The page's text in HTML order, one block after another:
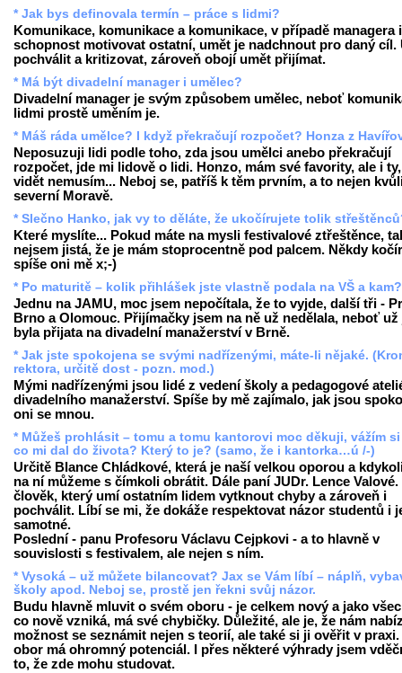
* Jak bys definovala termín – práce s lidmi?
Komunikace, komunikace a komunikace, v případě managera i
schopnost motivovat ostatní, umět je nadchnout pro daný cíl.
pochválit a kritizovat, zároveň obojí umět přijímat.
* Má být divadelní manager i umělec?
Divadelní manager je svým způsobem umělec, neboť
lidmi prostě uměním je.
* Máš ráda umělce? I když překračují rozpočet? Honza z
Neposuzuji lidi podle toho, zda jsou umělci anebo překračují
rozpočet, jde mi lidově o lidi. Honzo, mám své favority, ale i
vidět nemusím... Neboj se, patříš k těm prvním, a to nejen
severní Moravě.
* Slečno Hanko, jak vy to děláte, že ukočírujete tolik
Které myslíte... Pokud máte na mysli festivalové ztřeštěnce,
nejsem jistá, že je mám stoprocentně pod palcem. Někdy
spíše oni mě x;-)
* Po maturitě – kolik přihlášek jste vlastně podala na VŠ a kam?
Jednu na JAMU, moc jsem nepočítala, že to vyjde, další tři -
Brno a Olomouc. Přijímačky jsem na ně už nedělala, neboť už
byla přijata na divadelní manažerství v Brně.
* Jak jste spokojena se svými nadřízenými, máte-li nějaké.
rektora, určitě dost - pozn. mod.)
Mými nadřízenými jsou lidé z vedení školy a pedagogové
divadelního manažerství. Spíše by mě zajímalo, jak jsou
oni se mnou.
* Můžeš prohlásit – tomu a tomu kantorovi moc děkuji, vážím
co mi dal do života? Který to je? (samo, že i kantorka…ú /-)
Určitě Blance Chládkové, která je naší velkou oporou a
na ní můžeme s čímkoli obrátit. Dále paní JUDr. Lence Valové.
člověk, který umí ostatním lidem vytknout chyby a zároveň i
pochválit. Líbí se mi, že dokáže respektovat názor studentů i
samotné.
Poslední - panu Profesoru Václavu Cejpkovi - a to hlavně v
souvislosti s festivalem, ale nejen s ním.
* Vysoká – už můžete bilancovat? Jax se Vám líbí – náplň,
školy apod. Neboj se, prostě jen řekni svůj názor.
Budu hlavně mluvit o svém oboru - je celkem nový a jako
co nově vzniká, má své chybičky. Důležité, ale je, že nám
možnost se seznámit nejen s teorií, ale také si ji ověřit v praxi.
obor má ohromný potenciál. I přes některé výhrady jsem
to, že zde mohu studovat.